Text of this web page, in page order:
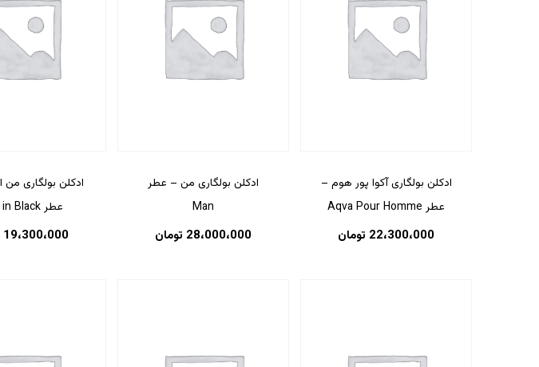
ادکلن بولگاری آکوا پور هوم –
عطر Aqva Pour Homme
22،300،000 تومان
ادکلن بولگاری من – عطر
Man
28،000،000 تومان
ادکلن بولگاری
عطر Man in Black
19،300،000